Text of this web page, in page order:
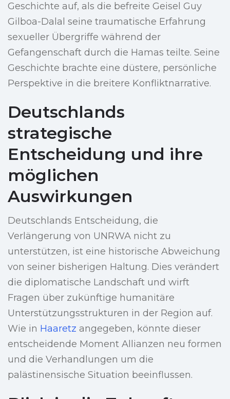
Geschichte auf, als die befreite Geisel Guy
Gilboa-Dalal seine traumatische Erfahrung
sexueller Übergriffe während der
Gefangenschaft durch die Hamas teilte. Seine
Geschichte brachte eine düstere, persönliche
Perspektive in die breitere Konfliktnarrative.
Deutschlands
strategische
Entscheidung und ihre
möglichen
Auswirkungen
Deutschlands Entscheidung, die
Verlängerung von UNRWA nicht zu
unterstützen, ist eine historische Abweichung
von seiner bisherigen Haltung. Dies verändert
die diplomatische Landschaft und wirft
Fragen über zukünftige humanitäre
Unterstützungsstrukturen in der Region auf.
Wie in Haaretz angegeben, könnte dieser
entscheidende Moment Allianzen neu formen
und die Verhandlungen um die
palästinensische Situation beeinflussen.